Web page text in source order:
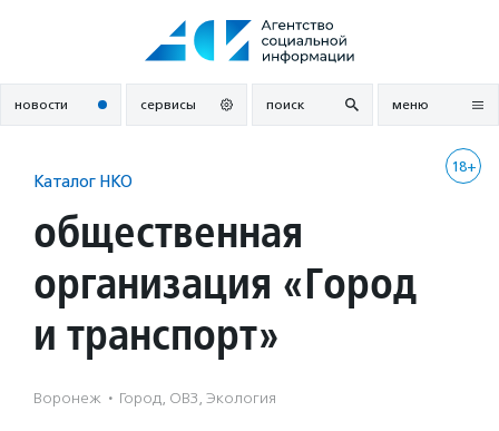
новости сервисы поиск меню
18+
Каталог НКО
общественная
организация «Город
и транспорт»
Воронеж · Город, ОВЗ, Экология